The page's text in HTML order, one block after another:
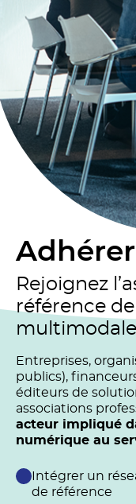
Rejoignez
référence
multimodale
Entreprises,
publics),
éditeurs de
associations
acteur impliqué
numérique au
Intégrer un
de référence